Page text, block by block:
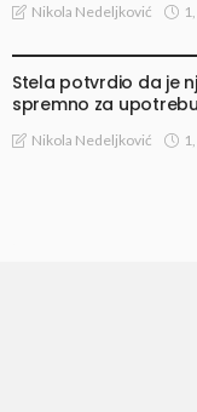
Nikola Nedeljković
Stela potvrdio da je
spremno za
Nikola Nedeljković